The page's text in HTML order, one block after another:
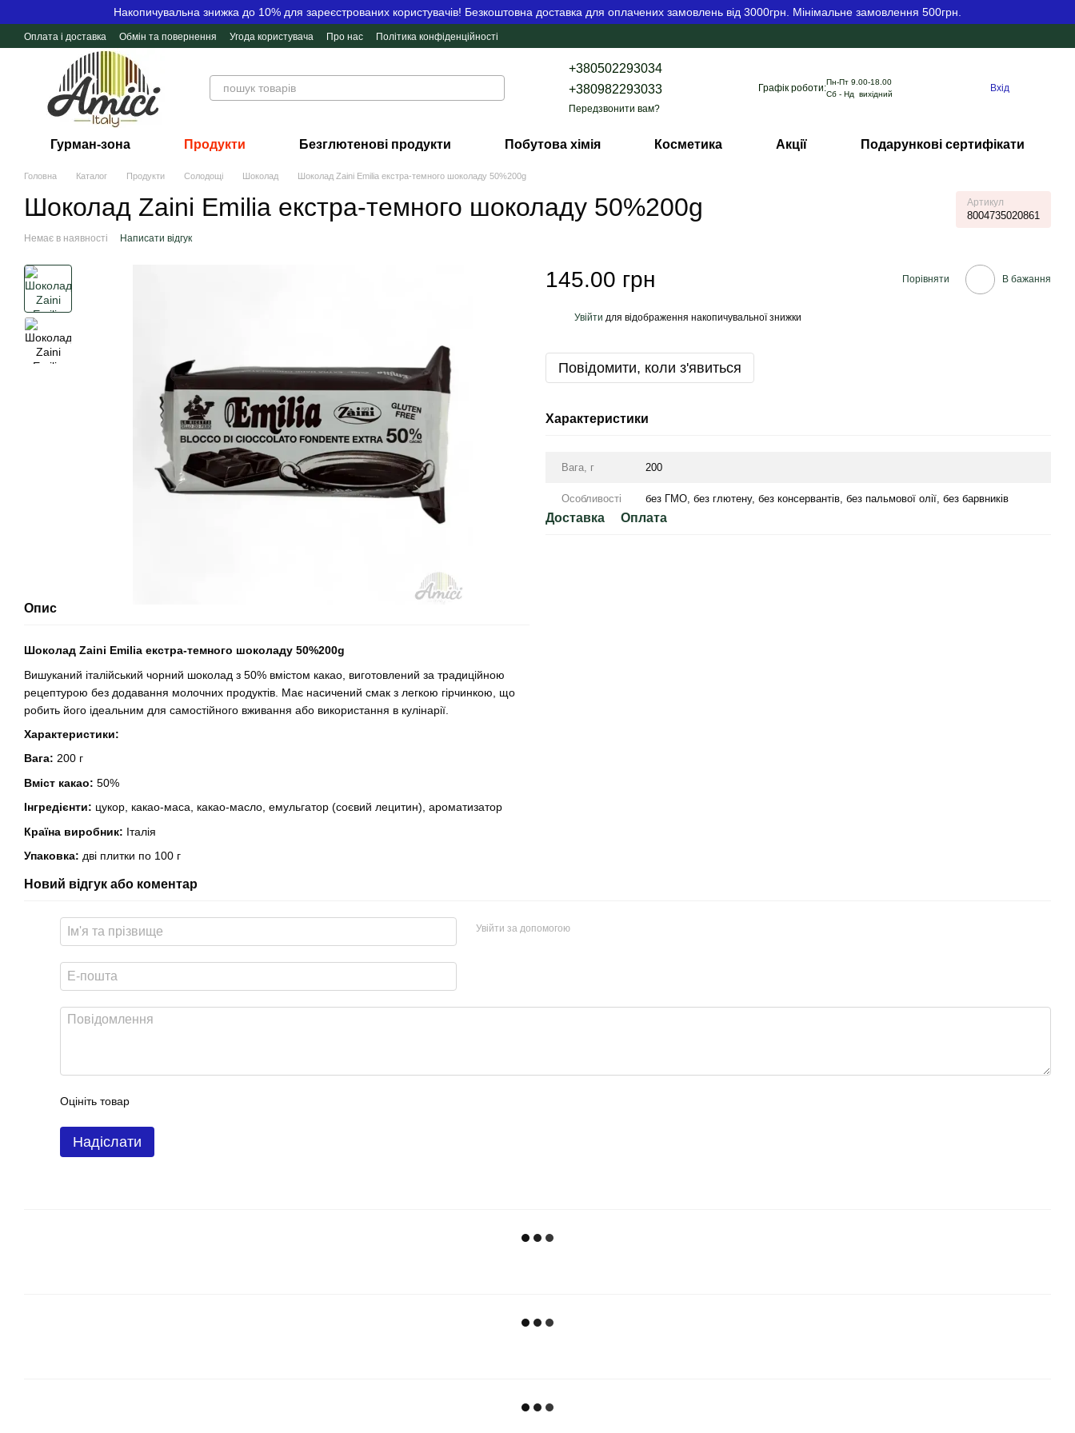
Перейти до основного контентуНакопичувальна знижка до 10% для зареєстрованих користувачів! Безкоштовна доставка для оплачених замовлень від 3000грн. Мінімальне замовлення 500грн.
Оплата і доставка Обмін та повернення Угода користувача Про нас
Політика конфіденційності
Контактна інформація
+380502293034
+380982293033
Передзвонити вам?
Графік роботи:Пн-Пт 9.00-18.00
Сб - Нд вихідний
Вхід
Гурман-зона Продукти Безглютенові продукти Побутова хімія Косметика Акції Подарункові сертифікати
Головна Каталог Продукти Солодощі Шоколад Шоколад Zaini Emilia екстра-темного шоколаду 50%200g
Шоколад Zaini Emilia екстра-темного шоколаду 50%200g Артикул
8004735020861
Немає в наявності Написати відгук
Опис
Шоколад Zaini Emilia екстра-темного шоколаду 50%200g
Вишуканий італійський чорний шоколад з 50% вмістом какао, виготовлений за традиційною
рецептурою без додавання молочних продуктів. Має насичений смак з легкою гірчинкою, що
робить його ідеальним для самостійного вживання або використання в кулінарії.​
Характеристики:
Вага: 200 г
Вміст какао: 50%
Інгредієнти: цукор, какао-маса, какао-масло, емульгатор (соєвий лецитин), ароматизатор
Країна виробник: Італія
Упаковка: дві плитки по 100 г
145.00 грн Порівняти В бажання
Увійти для відображення накопичувальної знижки
Повідомити, коли з'явиться
Характеристики
Вага, г 200
Особливості без ГМО, без глютену, без консервантів, без пальмової олії, без барвників
Доставка Оплата
Новий відгук або коментар
Увійти за допомогою
Оцініть товар
Надіслати